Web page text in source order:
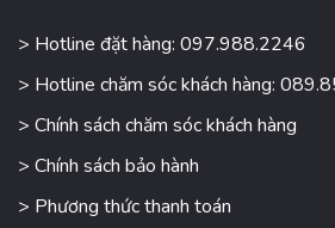
> Hotline đặt hàng: 097.988.2246
> Hotline chăm sóc khách hàng:
> Chính sách chăm sóc khách hàng
> Chính sách bảo hành
> Phương thức thanh toán